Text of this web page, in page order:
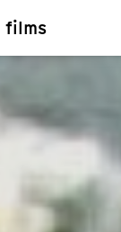
films